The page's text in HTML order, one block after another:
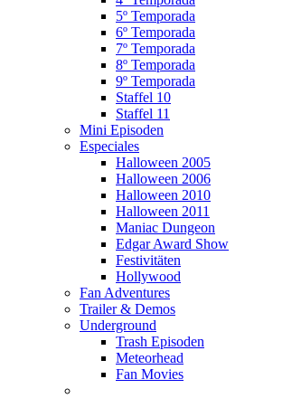
5º Temporada
6º Temporada
7º Temporada
8º Temporada
9º Temporada
Staffel 10
Staffel 11
Mini Episoden
Especiales
Halloween 2005
Halloween 2006
Halloween 2010
Halloween 2011
Maniac Dungeon
Edgar Award Show
Festivitäten
Hollywood
Fan Adventures
Trailer & Demos
Underground
Trash Episoden
Meteorhead
Fan Movies